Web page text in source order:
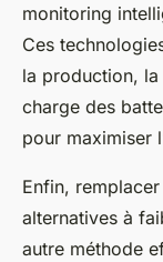
monitoring
Ces
la production,
charge des
pour maximiser
Enfin,
alternatives à
autre méthode